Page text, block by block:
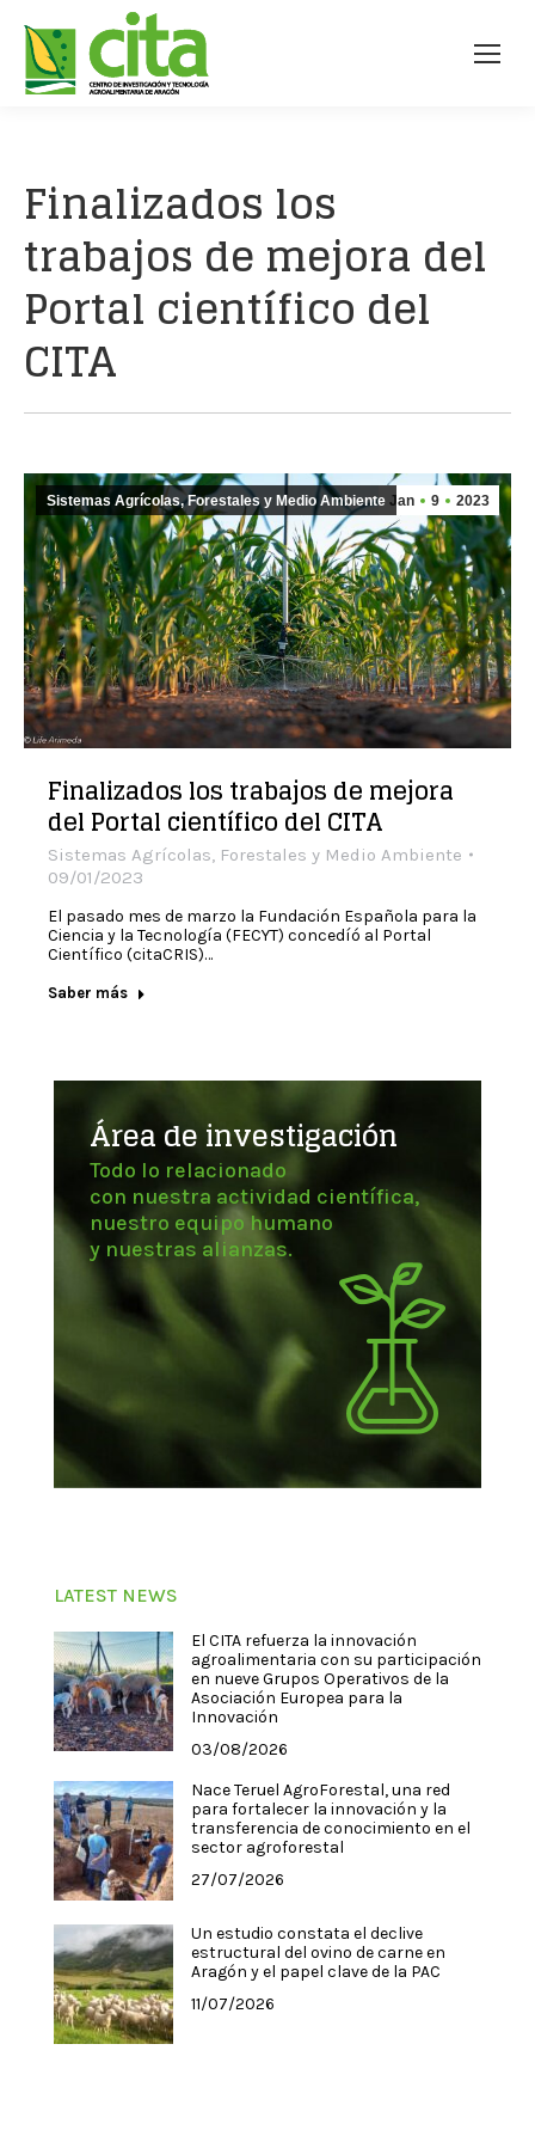
Finalizados los
trabajos de mejora del
Portal científico del
CITA
Jan 9 2023
Sistemas Agrícolas, Forestales y Medio Ambiente
Finalizados los trabajos de mejora
del Portal científico del CITA
Sistemas Agrícolas, Forestales y Medio Ambiente
09/01/2023
El pasado mes de marzo la Fundación Española para la
Ciencia y la Tecnología (FECYT) concedíó al Portal
Científico (citaCRIS)…
Saber más
Área de investigación
Todo lo relacionado
con nuestra actividad científica,
nuestro equipo humano
y nuestras alianzas.
LATEST NEWS
El CITA refuerza la innovación
agroalimentaria con su participación
en nueve Grupos Operativos de la
Asociación Europea para la
Innovación
03/08/2026
Nace Teruel AgroForestal, una red
para fortalecer la innovación y la
transferencia de conocimiento en el
sector agroforestal
27/07/2026
Un estudio constata el declive
estructural del ovino de carne en
Aragón y el papel clave de la PAC
11/07/2026